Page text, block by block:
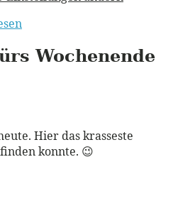
Wochenende
Hier das krasseste
konnte. 😉